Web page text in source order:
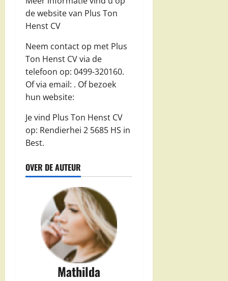
de website van Plus Ton
Henst CV
Neem contact op met Plus
Ton Henst CV via de
telefoon op: 0499-320160.
Of via email: . Of bezoek
hun website:
Je vind Plus Ton Henst CV
op: Rendierhei 2 5685 HS in
Best.
OVER DE AUTEUR
Mathilda